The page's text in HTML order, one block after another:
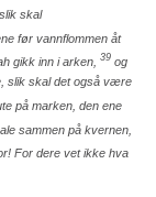
skal
før vannflommen åt
gikk inn i arken, 39 og
slik skal det også være
på marken, den ene
sammen på kvernen,
For dere vet ikke hva